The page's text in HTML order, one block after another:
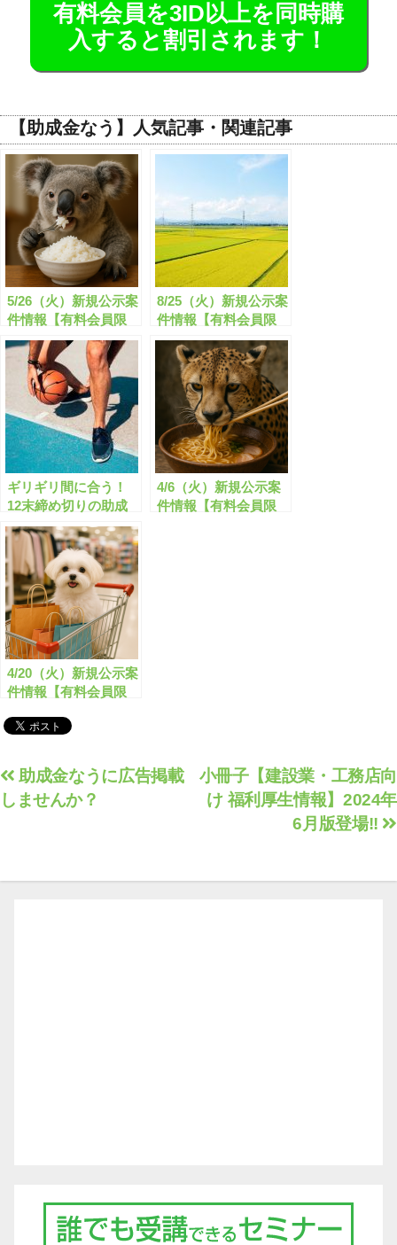
有料会員を3ID以上を同時購
入すると割引されます！
【助成金なう】人気記事・関連記事
5/26（火）新規公示案
件情報【有料会員限
定】
8/25（火）新規公示案
件情報【有料会員限
定】
ギリギリ間に合う！
12末締め切りの助成
金・補助金「全817
件」はこちら！【有料
会員限定】
4/6（火）新規公示案
件情報【有料会員限
4/20（火）新規公示案
件情報【有料会員限
投
稿
ゲ
小冊子【建設業・工務店向
け 福利厚生情報】2024年
6月版登場!!
助成金なうに広告掲載
しませんか？